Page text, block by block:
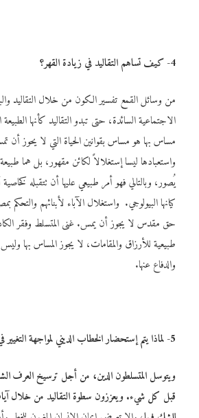
4- كيف تساهم التقاليد في زيادة القهر؟
من وسائل القمع تفسير الكون من خلال التقاليد
الاجتماعية السائدة، حتى تبدو التقاليد كأنها
مساس بها هو مساس بقوانين الحياة التي لا يحوز أن
واستعبادها ليسا إستغلالاً لكائن مقهور، بل هما طبيعة
يُصور، وبالتالي فهو أمر طبيعي عليها أن تتقبله
كيانها البيولوجي. واستغلال الآباء لأبنائهم والتحكم
حق مقدس لا يجوز أن يمس. غنى المتسلط وفقر
طبيعية للأرزاق والمقامات، لا يجوز المساس بها
والدفاع عنها.
5- لماذا يتم إستحضار الخطاب الديني لمواجهة التغيير في السلوك الإجتماعي؟
ويتوسل المتسلطون الدين، من أجل ترسيخ العرف
قبل كل شيء. ويعززون سطوة التقاليد من خلال